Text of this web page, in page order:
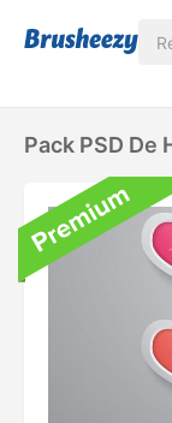
Pack PSD De